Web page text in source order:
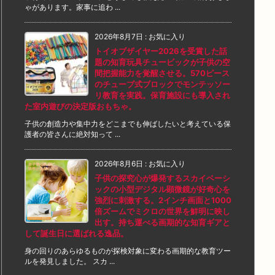
ゃがあります。家事に追わ ...
2026年8月7日 : お気に入り
トイオブザイヤー2026を受賞した話
題の知育玩具チュービックが子供の空
間把握能力を覚醒させる。570ピース
のチューブ式ブロックでモンテッソー
リ教育を実践。保育施設にも導入され
た室内遊びの決定版おもちゃ。
子供の創造力や集中力をどこまでも伸ばしたいと考えている保
護者の皆さんに絶対知って ...
2026年8月6日 : お気に入り
子供の探究心が爆発するスカイベーシ
ックの小型デジタル顕微鏡が好奇心を
強烈に刺激する。2インチ画面と1000
倍ズームでミクロの世界を鮮明に映し
出す。持ち運べる画期的な知育ギアと
して誕生日に選ばれる逸品。
身の回りのあらゆるものが探検対象に変わる画期的な教育ツー
ルを発見しました。 スカ ...